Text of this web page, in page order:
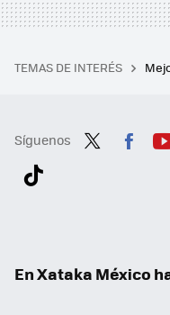
TEMAS DE INTERÉS
Síguenos
En Xataka México